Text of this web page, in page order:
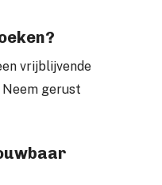
vrijblijvende
gerust